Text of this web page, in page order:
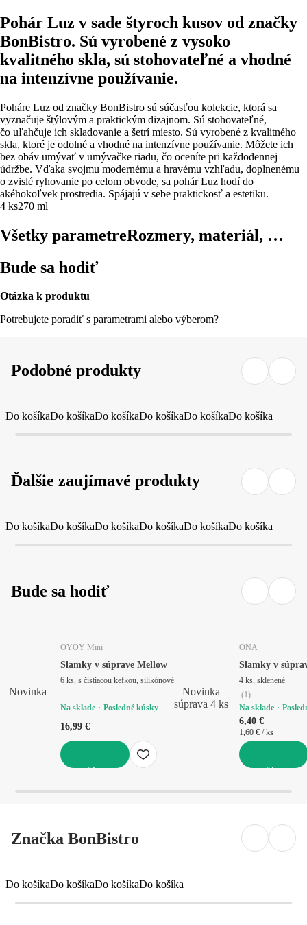
Pohár Luz v sade štyroch kusov od značky
BonBistro. Sú vyrobené z vysoko
kvalitného skla, sú stohovateľné a vhodné
na intenzívne používanie.
Poháre Luz od značky BonBistro sú súčasťou kolekcie, ktorá sa
vyznačuje štýlovým a praktickým dizajnom. Sú stohovateľné,
čo uľahčuje ich skladovanie a šetrí miesto. Sú vyrobené z kvalitného
skla, ktoré je odolné a vhodné na intenzívne používanie. Môžete ich
bez obáv umývať v umývačke riadu, čo oceníte pri každodennej
údržbe. Vďaka svojmu modernému a hravému vzhľadu, doplnenému
o zvislé ryhovanie po celom obvode, sa pohár Luz hodí do
akéhokoľvek prostredia. Spájajú v sebe praktickosť a estetiku.
4 ks270 ml
Všetky parametreRozmery, materiál, …
Bude sa hodiť
Otázka k produktu
Potrebujete poradiť s parametrami alebo výberom?
Podobné produkty
Do košíkaDo košíkaDo košíkaDo košíkaDo košíkaDo košíka
Ďalšie zaujímavé produkty
Do košíkaDo košíkaDo košíkaDo košíkaDo košíkaDo košíka
Bude sa hodiť
Novinka
OYOY Mini
Slamky v súprave Mellow
6 ks, s čistiacou kefkou, silikónové
Na sklade Posledné kúsky
16,99 €
Novinka
súprava 4 ks
ONA
Slamky v
4 ks, sklenené
(1)
Na sklade
6,40 €
1,60 € / ks
Značka BonBistro
Do košíkaDo košíkaDo košíkaDo košíka